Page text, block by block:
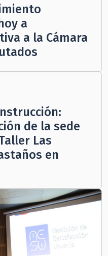
a
a la Cámara
de la sede
Las
en